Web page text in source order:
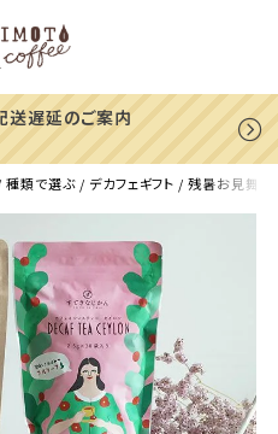
ヨウソロー
種類で選ぶ デカフェギフト 残暑お見舞い